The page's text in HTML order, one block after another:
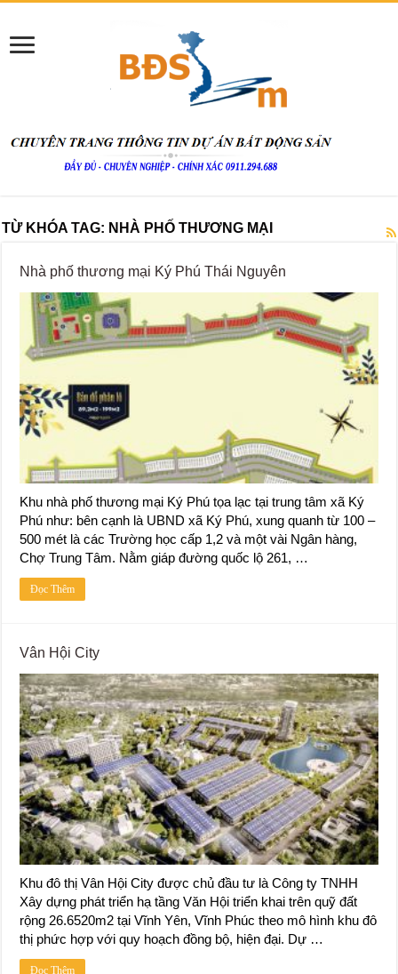
TỪ KHÓA TAG: NHÀ PHỐ THƯƠNG MẠI
Nhà phố thương mại Ký Phú Thái Nguyên
Khu nhà phố thương mại Ký Phú tọa lạc tại trung tâm xã Ký
Phú như: bên cạnh là UBND xã Ký Phú, xung quanh từ 100 –
500 mét là các Trường học cấp 1,2 và một vài Ngân hàng,
Chợ Trung Tâm. Nằm giáp đường quốc lộ 261, …
Đọc Thêm
Vân Hội City
Khu đô thị Vân Hội City được chủ đầu tư là Công ty TNHH
Xây dựng phát triển hạ tầng Văn Hội triển khai trên quỹ đất
rộng 26.6520m2 tại Vĩnh Yên, Vĩnh Phúc theo mô hình khu đô
thị phức hợp với quy hoạch đồng bộ, hiện đại. Dự …
Đọc Thêm